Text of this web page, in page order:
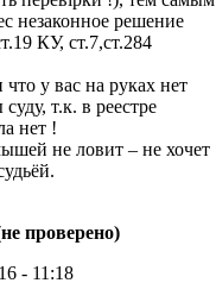
незаконное решение
КУ, ст.7,ст.284
у вас на руках нет
т.к. в реестре
нет !
не ловит – не хочет
проверено)
- 11:18